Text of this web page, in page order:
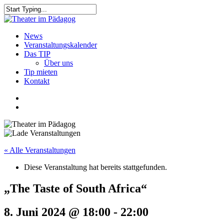
Skip
to
content
Close
search
Menu
News
Veranstaltungskalender
Das TIP
Über uns
Tip mieten
Kontakt
« Alle Veranstaltungen
Diese Veranstaltung hat bereits stattgefunden.
„The Taste of South Africa“
8. Juni 2024 @ 18:00 - 22:00